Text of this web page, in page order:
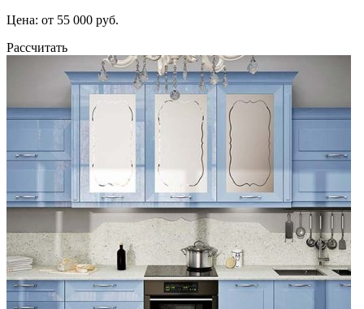
Цена: от 55 000 руб.
Рассчитать